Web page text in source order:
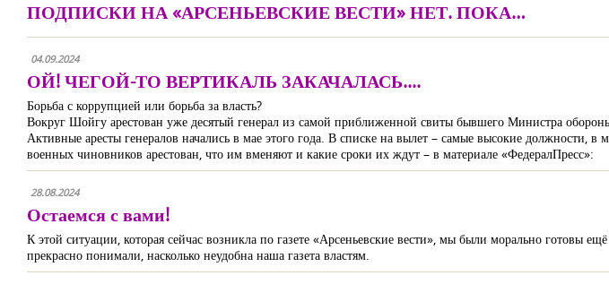
ПОДПИСКИ НА «АРСЕНЬЕВСКИЕ ВЕСТИ» НЕТ. ПОКА…
04.09.2024
ОЙ! ЧЕГОЙ-ТО ВЕРТИКАЛЬ ЗАКАЧАЛАСЬ....
Борьба с коррупцией или борьба за власть?
Вокруг Шойгу арестован уже десятый генерал из самой приближенной свиты бывшего Министра
Активные аресты генералов начались в мае этого года. В списке на вылет – самые высокие должности,
военных чиновников арестован, что им вменяют и какие сроки их ждут – в материале «ФедералПресс»:
28.08.2024
Остаемся с вами!
К этой ситуации, которая сейчас возникла по газете «Арсеньевские вести», мы были морально готовы
прекрасно понимали, насколько неудобна наша газета властям.